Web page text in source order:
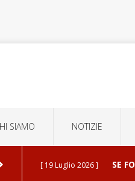
SIAMO NOTIZIE
[ 19 Luglio 2026 ] SE